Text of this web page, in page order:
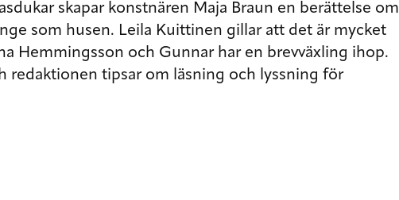
skapar konstnären Maja Braun en berättelse om
som husen. Leila Kuittinen gillar att det är mycket
Hemmingsson och Gunnarhar en brevväxling ihop.
redaktionen tipsar om läsning och lyssning för